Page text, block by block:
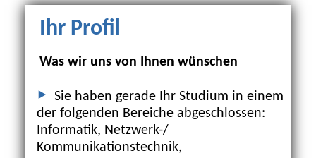
Ihr Profil
Was wir uns von Ihnen wünschen
Sie haben gerade Ihr Studium in einem
der folgenden Bereiche abgeschlossen:
Informatik, Netzwerk-/
Kommunikationstechnik,